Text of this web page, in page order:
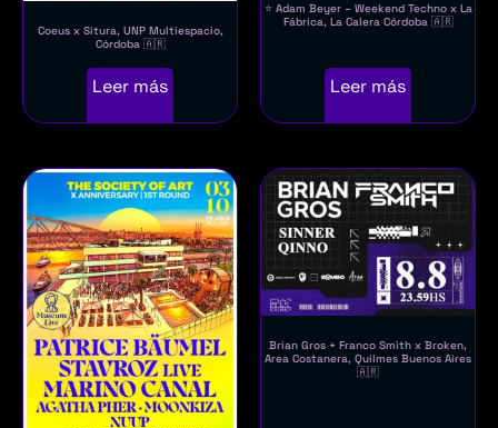
Coeus x Situra, UNP Multiespacio,
Córdoba 🇦🇷
Leer más
⭐ Adam Beyer – Weekend Techno x La
Fábrica, La Calera Córdoba 🇦🇷
Leer más
Brian Gros + Franco Smith x Broken,
Area Costanera, Quilmes Buenos Aires
🇦🇷